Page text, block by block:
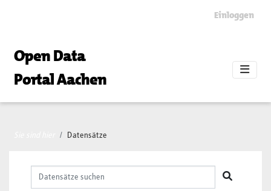
Einloggen
Open Data
Portal Aachen
Datensätze